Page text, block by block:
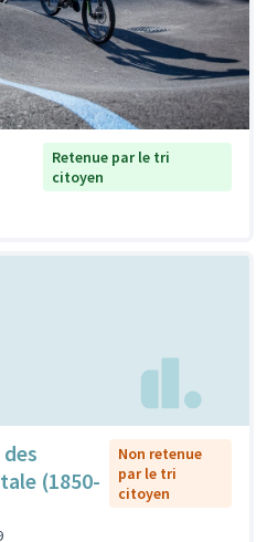
Retenue par le tri
citoyen
(1850-
Non retenue
par le tri
citoyen